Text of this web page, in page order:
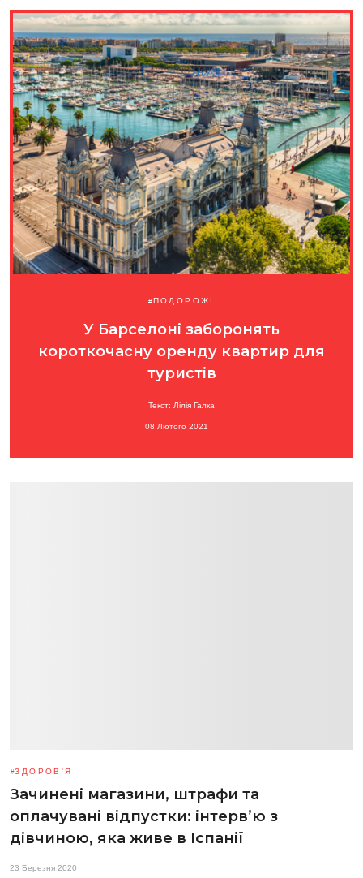
ПОДОРОЖІ
У Барселоні заборонять
короткочасну оренду квартир для
туристів
Текст: Лілія Галка
08 Лютого 2021
ЗДОРОВ'Я
Зачинені магазини, штрафи та
оплачувані відпустки: інтерв’ю з
дівчиною, яка живе в Іспанії
23 Березня 2020